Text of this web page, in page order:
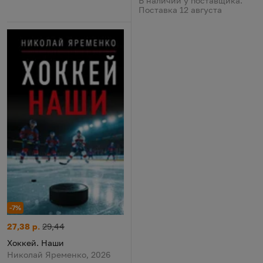
Поставка 12 августа
-7%
Хоккей. Наши
Цена:
27,38 р.
Старая цена:
29,44
Хоккей. Наши
Николай Яременко, 2026